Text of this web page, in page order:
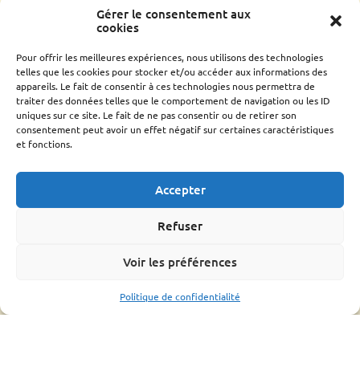
Gérer le consentement aux
cookies
Pour offrir les meilleures expériences, nous utilisons des technologies
telles que les cookies pour stocker et/ou accéder aux informations des
appareils. Le fait de consentir à ces technologies nous permettra de
traiter des données telles que le comportement de navigation ou les ID
uniques sur ce site. Le fait de ne pas consentir ou de retirer son
consentement peut avoir un effet négatif sur certaines caractéristiques
et fonctions.
Accepter
Refuser
Voir les préférences
Politique de confidentialité
Qui sommes nous ?
Conseil d’administration
Parrainage
Adhérer
Techniciens Sanitaires Apicoles
Santé de l’abeille
Le frelon Asiatique
FRGDS Occitanie Section Apicole
Fiches sanitaires fnosad
Informations pratique
Bonnes pratiques